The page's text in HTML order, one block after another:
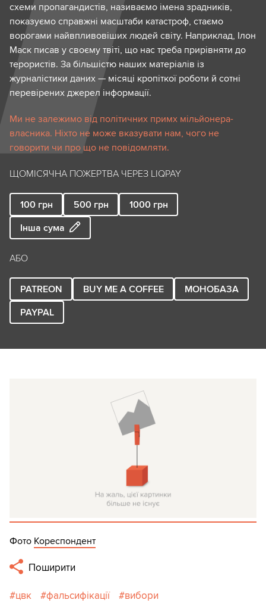
схеми пропагандистів, називаємо імена зрадників,
показуємо справжні масштаби катастроф, стаємо
ворогами найвпливовіших людей світу. Наприклад, Ілон
Маск писав у своєму твіті, що нас треба прирівняти до
терористів. За більшістю наших матеріалів із
журналістики даних — місяці кропіткої роботи й сотні
перевірених джерел інформації.
Ми не залежимо від політичних примх мільйонера-
власника. Ніхто не може вказувати нам, чого не
говорити чи про що не повідомляти.
ЩОМІСЯЧНА ПОЖЕРТВА ЧЕРЕЗ LIQPAY
100 грн 500 грн 1000 грн
Інша сума
АБО
PATREON BUY ME A COFFEE
МОНОБАЗА
PAYPAL
Фото Кореспондент
Поширити
цвк фальсифікації вибори